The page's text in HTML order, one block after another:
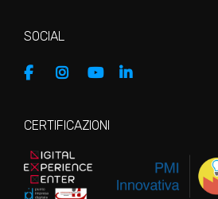
SOCIAL
CERTIFICAZIONI